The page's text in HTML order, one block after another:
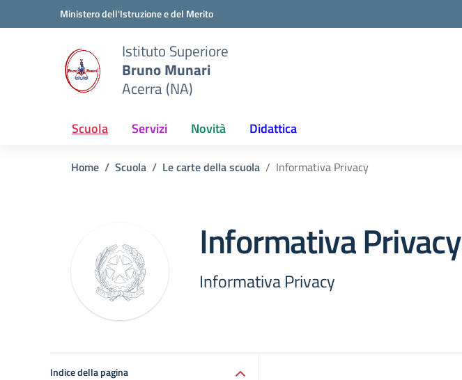
Vai ai contenuti
Vai al menu di navigazioneMinistero dell'Istruzione e del Merito
Istituto Superiore
Bruno Munari
Acerra (NA)
Scuola Servizi Novità Didattica
Home Scuola Le carte della scuola Informativa Privacy
Informativa Privacy
Informativa Privacy
Indice della pagina